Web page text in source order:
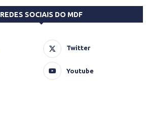
REDES SOCIAIS DO MDF
Twitter
Youtube